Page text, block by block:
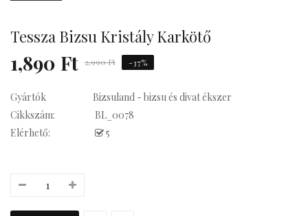
Statement
Tessza Bizsu Kristály Karkötő
1,890 Ft 2,990 Ft -37%
Gyártók
Bizsuland - bizsu és divat ékszer
Cikkszám:
BL_0078
Elérhető:
5